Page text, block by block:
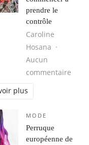
une destination idéale
prendre le
contrôle
Caroline
Hosana
Aucun
commentaire
plus
MODE
Perruque
européenne de